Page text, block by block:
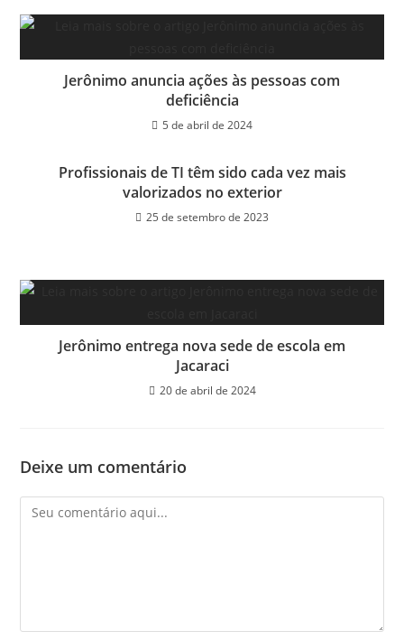
Jerônimo anuncia ações às pessoas com
deficiência
5 de abril de 2024
Profissionais de TI têm sido cada vez mais
valorizados no exterior
25 de setembro de 2023
Jerônimo entrega nova sede de escola em
Jacaraci
20 de abril de 2024
Deixe um comentário